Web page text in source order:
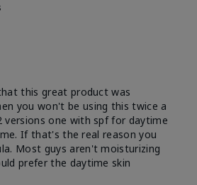
this great product was
you won't be using this twice a
versions one with spf for daytime
If that's the real reason you
Most guys aren't moisturizing
prefer the daytime skin